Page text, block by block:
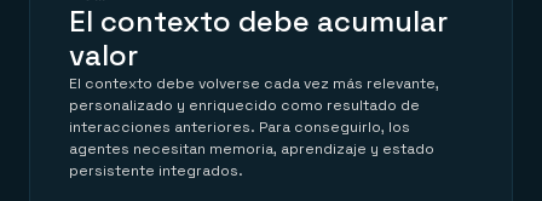
El contexto debe acumular
valor
El contexto debe volverse cada vez más relevante,
personalizado y enriquecido como resultado de
interacciones anteriores. Para conseguirlo, los
agentes necesitan memoria, aprendizaje y estado
persistente integrados.